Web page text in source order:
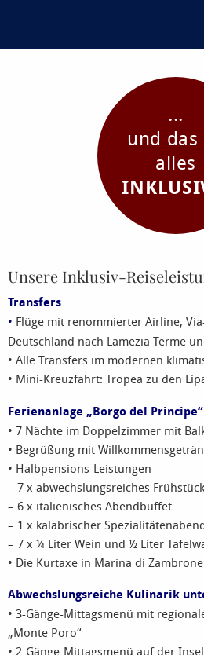
...
und das
alles
Unsere Inklusiv-
Transfers
• Flüge mit renommierter Airline,
Deutschland nach Lamezia Terme
• Alle Transfers im modernen
• Mini-Kreuzfahrt: Tropea zu den
Ferienanlage „Borgo del
• 7 Nächte im Doppelzimmer mit
• Begrüßung mit
• Halbpensions-Leistungen
– 7 x abwechslungsreiches
– 6 x italienisches Abendbuffet
– 1 x kalabrischer
– 7 x ¼ Liter Wein und ½ Liter
• Die Kurtaxe in Marina di
Abwechslungsreiche Kulinarik
• 3-Gänge-Mittagsmenü mit
„Monte Poro“
• 2-Gänge-Mittagsmenü auf der